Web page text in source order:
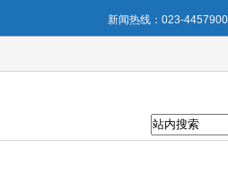
新闻热线：023-